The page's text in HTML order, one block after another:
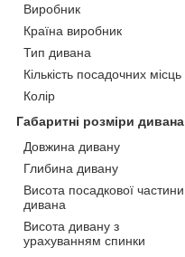
Виробник
Країна виробник
Тип дивана
Кількість посадочних місць
Колір
Габаритні розміри дивана
Довжина дивану
Глибина дивану
Висота посадкової частини
дивана
Висота дивану з
урахуванням спинки